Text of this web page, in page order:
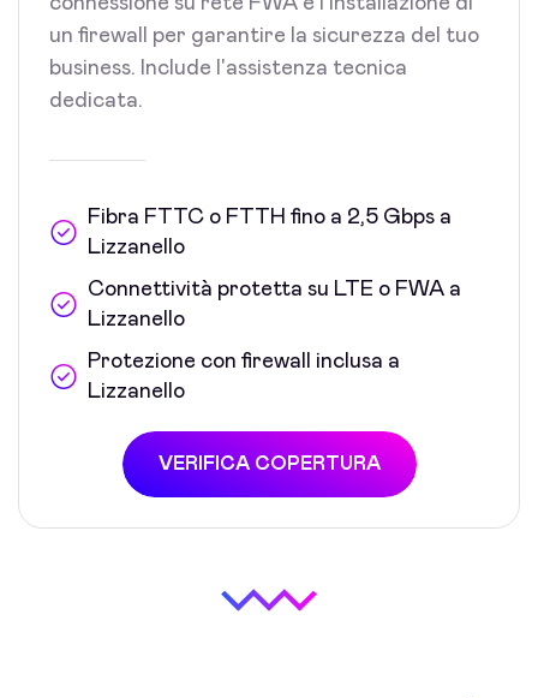
un firewall per garantire la sicurezza del tuo
business. Include l'assistenza tecnica
dedicata.
Fibra FTTC o FTTH fino a 2,5 Gbps a
Lizzanello
Connettività protetta su LTE o FWA a
Lizzanello
Protezione con firewall inclusa a
Lizzanello
VERIFICA COPERTURA